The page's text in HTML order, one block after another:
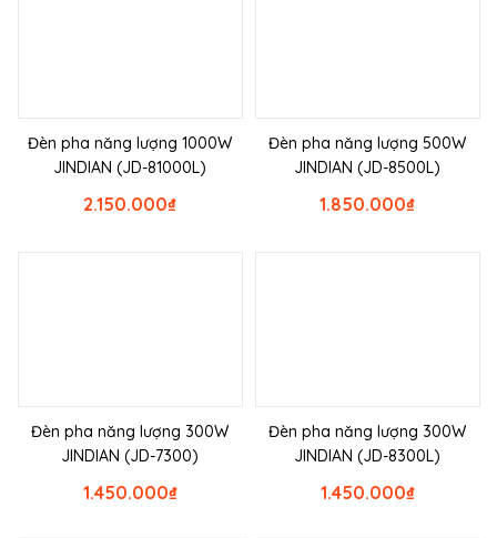
Đèn pha năng lượng 1000W
JINDIAN (JD-81000L)
₫
2.150.000
Đèn pha năng lượng 500W
JINDIAN (JD-8500L)
₫
1.850.000
Đèn pha năng lượng 300W
JINDIAN (JD-7300)
₫
1.450.000
Đèn pha năng lượng 300W
JINDIAN (JD-8300L)
₫
1.450.000